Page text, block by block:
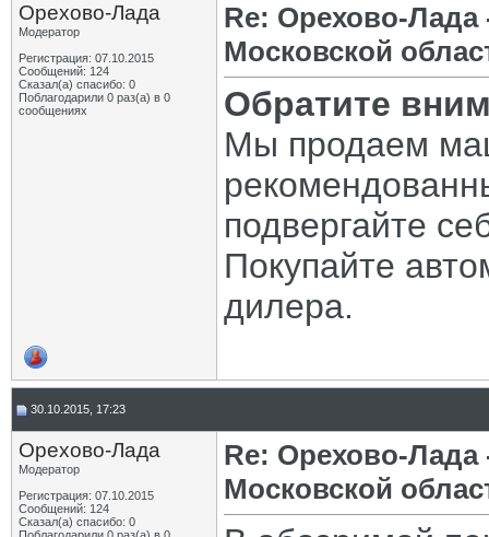
Орехово-Лада
Модератор
Регистрация: 07.10.2015
Сообщений: 124
Сказал(а) спасибо: 0
Поблагодарили 0 раз(а) в 0
сообщениях
Re: Орехово-
Московской
Обратите
Мы продаем
подвергайте
Покупайте
дилера.
30.10.2015, 17:23
Орехово-Лада
Модератор
Регистрация: 07.10.2015
Сообщений: 124
Сказал(а) спасибо: 0
Re: Орехово-
Московской